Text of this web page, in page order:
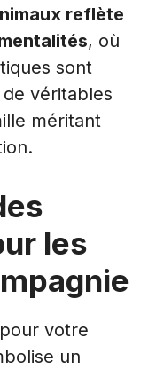
reflète
, où
sont
véritables
méritant
les
votre
un